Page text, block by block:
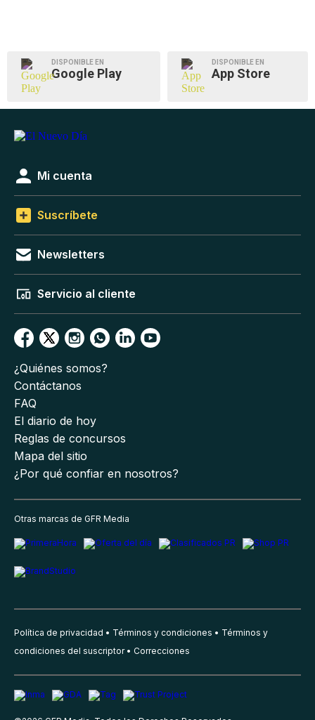
DISPONIBLE EN
Google Play
DISPONIBLE EN
App Store
Mi cuenta
Suscríbete
Newsletters
Servicio al cliente
¿Quiénes somos?
Contáctanos
FAQ
El diario de hoy
Reglas de concursos
Mapa del sitio
¿Por qué confiar en nosotros?
Otras marcas de GFR Media
Política de privacidad Términos y condiciones
Términos y
condiciones del suscriptor
Correcciones